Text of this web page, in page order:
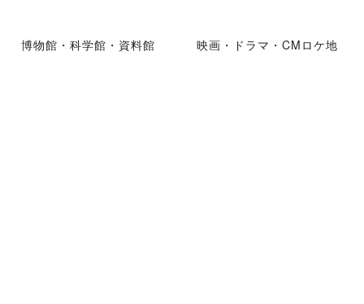
博物館・科学館・資料館 映画・ドラマ・CMロケ地